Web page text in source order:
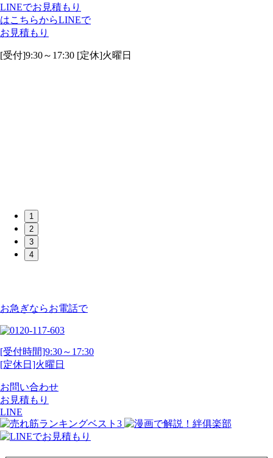
LINEでお見積もり
はこちらからLINEで
お見積もり
[受付]9:30～17:30 [定休]火曜日
1
2
3
4
お急ぎならお電話で
[受付時間]9:30～17:30
[定休日]火曜日
お問い合わせ
お見積もり
LINE